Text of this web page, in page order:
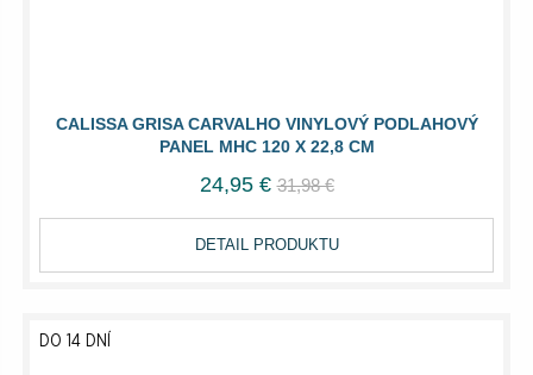
CALISSA GRISA CARVALHO VINYLOVÝ PODLAHOVÝ
PANEL MHC 120 X 22,8 CM
24,95 € 31,98 €
DETAIL PRODUKTU
DO 14 DNÍ